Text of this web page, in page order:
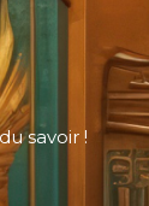
savoir !